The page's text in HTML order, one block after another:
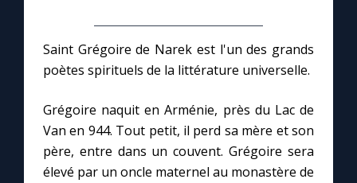
Le site internet
Questions-réponses
Prier au quotidien
Saint Grégoire de Narek est l'un des grands
poètes spirituels de la littérature universelle.
Grégoire naquit en Arménie, près du Lac de
Van en 944. Tout petit, il perd sa mère et son
père, entre dans un couvent. Grégoire sera
élevé par un oncle maternel au monastère de